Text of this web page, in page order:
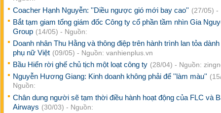
Coacher Hạnh Nguyễn: ''Diều ngược gió mới bay cao'' (27/05) -
Bắt tạm giam tổng giám đốc Công ty cổ phần tầm nhìn Gia
Group (14/05) - Nguồn:
Doanh nhân Thu Hằng và thông điệp trên hành trình lan tỏa
phụ nữ Việt (09/05) - Nguồn: vanhienplus.vn
Bầu Hiển rời ghế chủ tịch một loạt công ty (28/04) - Nguồn:
Nguyễn Hương Giang: Kinh doanh không phải để ''làm màu''
Nguồn:
Chân dung người sẽ tạm thời điều hành hoạt động của FLC và
Airways (30/03) - Nguồn: